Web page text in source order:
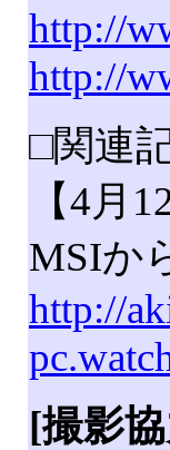
http://
http://
□関連
【4月
MSIか
http://
[撮影